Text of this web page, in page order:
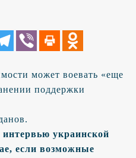
может воевать «еще
поддержки
интервью украинской
если возможные